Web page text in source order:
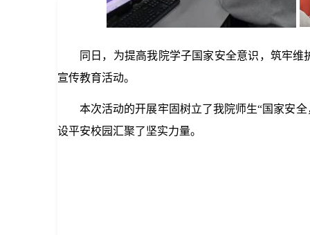
同日，为提高我院学子国家安全意识，筑牢
宣传教育活动。
本次活动的开展牢固树立了我院师生“国家安
设平安校园汇聚了坚实力量。